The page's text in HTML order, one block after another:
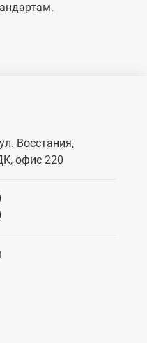
Восстания,
офис 220